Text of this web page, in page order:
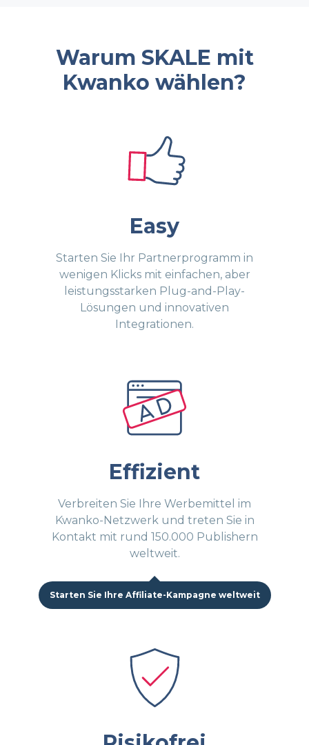
Warum SKALE mit
Kwanko wählen?
Easy
Starten Sie Ihr Partnerprogramm in
wenigen Klicks mit einfachen, aber
leistungsstarken Plug-and-Play-
Lösungen und innovativen
Integrationen.
Effizient
Verbreiten Sie Ihre Werbemittel im
Kwanko-Netzwerk und treten Sie in
Kontakt mit rund 150.000 Publishern
weltweit.
Starten Sie Ihre Affiliate-Kampagne weltweit